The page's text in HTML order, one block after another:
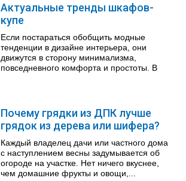
Актуальные тренды шкафов-
купе
Если постараться обобщить модные
тенденции в дизайне интерьера, они
движутся в сторону минимализма,
повседневного комфорта и простоты. В
Почему грядки из ДПК лучше
грядок из дерева или шифера?
Каждый владелец дачи или частного дома
с наступлением весны задумывается об
огороде на участке. Нет ничего вкуснее,
чем домашние фрукты и овощи,...